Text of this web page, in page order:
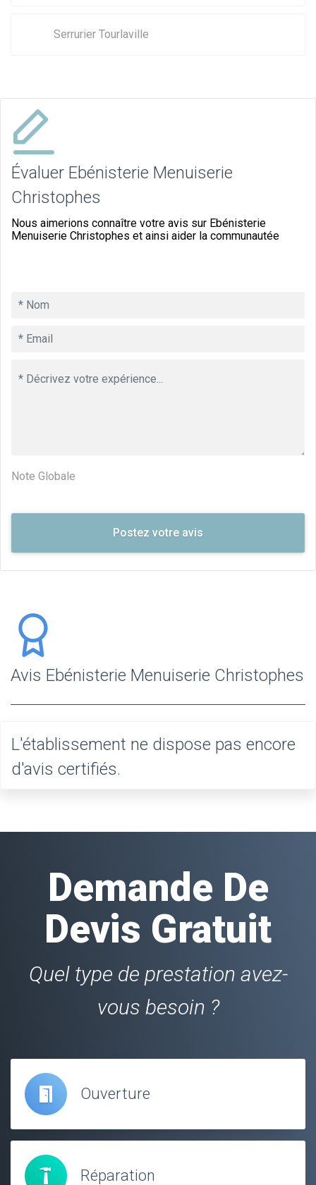
Serrurier Tourlaville
Évaluer Ebénisterie Menuiserie
Christophes
Nous aimerions connaître votre avis sur Ebénisterie
Menuiserie Christophes et ainsi aider la communautée
Note Globale
Avis Ebénisterie Menuiserie Christophes
L'établissement ne dispose pas encore
d'avis certifiés.
Demande De
Devis Gratuit
Quel type de prestation avez-
vous besoin ?
Ouverture
Réparation